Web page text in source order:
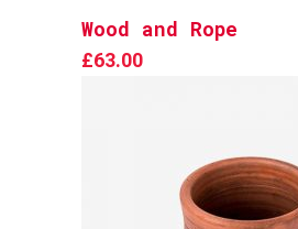
Add to cart
Wood and Rope
£63.00